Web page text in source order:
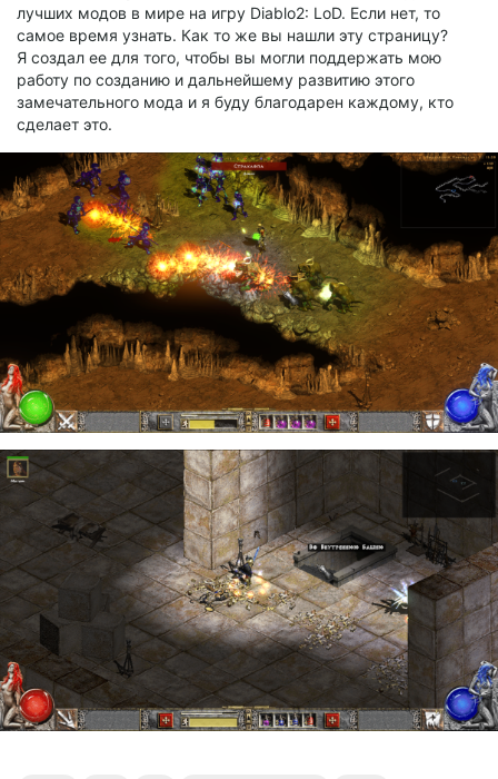
лучших модов в мире на игру Diablo2: LoD. Если нет, то
самое время узнать. Как то же вы нашли эту страницу?
Я создал ее для того, чтобы вы могли поддержать мою
работу по созданию и дальнейшему развитию этого
замечательного мода и я буду благодарен каждому, кто
сделает это.